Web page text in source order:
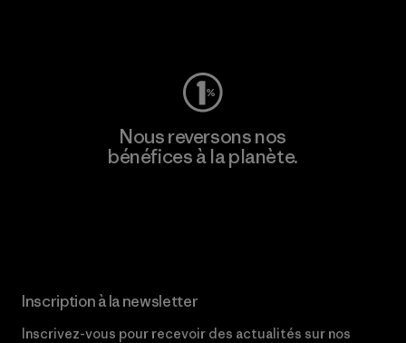
Nous reversons nos
bénéfices à la planète.
Inscription à la newsletter
Inscrivez-vous pour recevoir des actualités sur nos